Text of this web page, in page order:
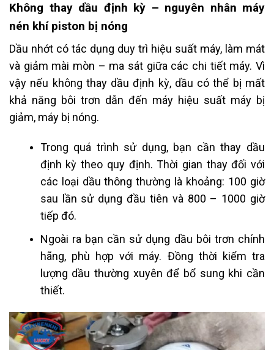
Không thay dầu định kỳ – nguyên nhân máy
nén khí piston bị nóng
Dầu nhớt có tác dụng duy trì hiệu suất máy, làm mát
và giảm mài mòn – ma sát giữa các chi tiết máy. Vì
vậy nếu không thay dầu định kỳ, dầu có thể bị mất
khả năng bôi trơn dẫn đến máy hiệu suất máy bị
giảm, máy bị nóng.
Trong quá trình sử dụng, bạn cần thay dầu
định kỳ theo quy định. Thời gian thay đối với
các loại dầu thông thường là khoảng: 100 giờ
sau lần sử dụng đầu tiên và 800 – 1000 giờ
tiếp đó.
Ngoài ra bạn cần sử dụng dầu bôi trơn chính
hãng, phù hợp với máy. Đồng thời kiểm tra
lượng dầu thường xuyên để bổ sung khi cần
thiết.